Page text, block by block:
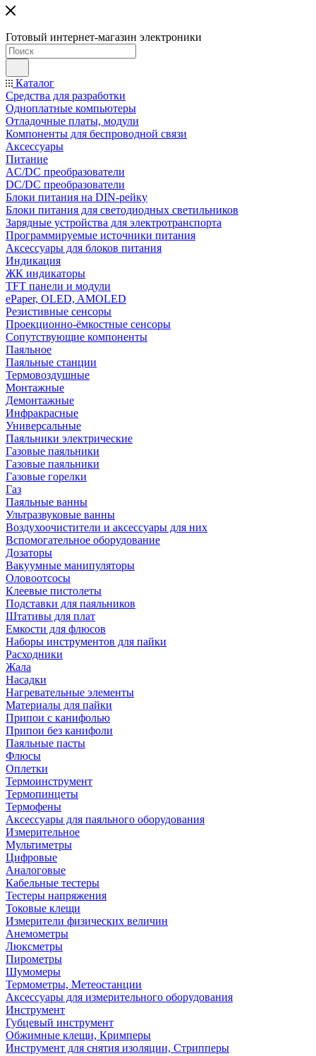
Готовый интернет-магазин электроники
Каталог
Средства для разработки
Одноплатные компьютеры
Отладочные платы, модули
Компоненты для беспроводной связи
Аксессуары
Питание
AC/DC преобразователи
DC/DC преобразователи
Блоки питания на DIN-рейку
Блоки питания для светодиодных светильников
Зарядные устройства для электротранспорта
Программируемые источники питания
Аксессуары для блоков питания
Индикация
ЖК индикаторы
TFT панели и модули
ePaper, OLED, AMOLED
Резистивные сенсоры
Проекционно-ёмкостные сенсоры
Сопутствующие компоненты
Паяльное
Паяльные станции
Термовоздушные
Монтажные
Демонтажные
Инфракрасные
Универсальные
Паяльники электрические
Газовые паяльники
Газовые паяльники
Газовые горелки
Газ
Паяльные ванны
Ультразвуковые ванны
Воздухоочистители и аксессуары для них
Вспомогательное оборудование
Дозаторы
Вакуумные манипуляторы
Оловоотсосы
Клеевые пистолеты
Подставки для паяльников
Штативы для плат
Емкости для флюсов
Наборы инструментов для пайки
Расходники
Жала
Насадки
Нагревательные элементы
Материалы для пайки
Припои с канифолью
Припои без канифоли
Паяльные пасты
Флюсы
Оплетки
Термоинструмент
Термопинцеты
Термофены
Аксессуары для паяльного оборудования
Измерительное
Мультиметры
Цифровые
Аналоговые
Кабельные тестеры
Тестеры напряжения
Токовые клещи
Измерители физических величин
Анемометры
Люксметры
Пирометры
Шумомеры
Термометры, Метеостанции
Аксессуары для измерительного оборудования
Инструмент
Губцевый инструмент
Обжимные клещи, Кримперы
Инструмент для снятия изоляции, Стрипперы